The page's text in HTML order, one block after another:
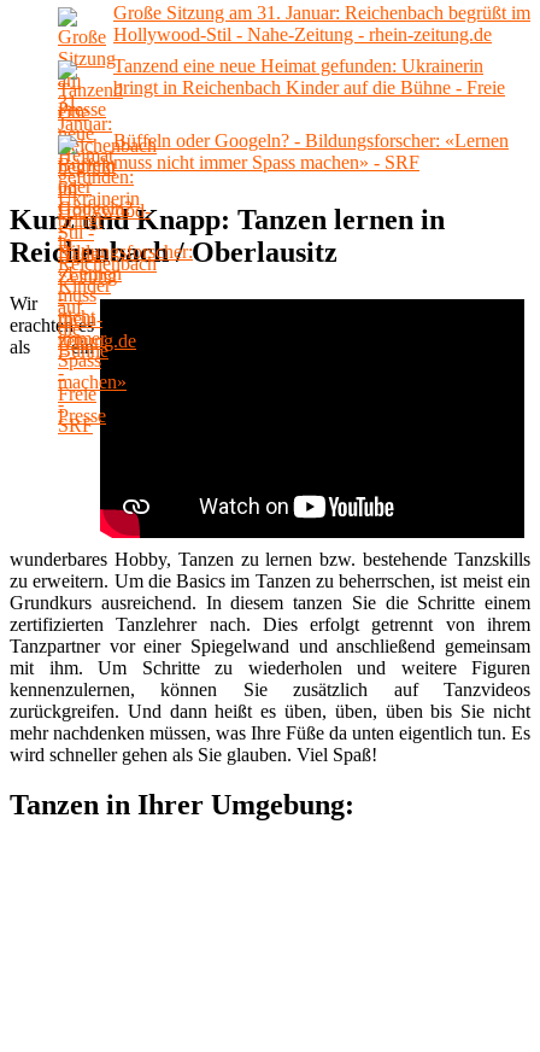
Große Sitzung am 31. Januar: Reichenbach begrüßt im
Hollywood-Stil - Nahe-Zeitung - rhein-zeitung.de
Tanzend eine neue Heimat gefunden: Ukrainerin
bringt in Reichenbach Kinder auf die Bühne - Freie
Presse
Büffeln oder Googeln? - Bildungsforscher: «Lernen
muss nicht immer Spass machen» - SRF
Kurz und Knapp: Tanzen lernen in
Reichenbach / Oberlausitz
Wir
erachten es
als ein
wunderbares Hobby, Tanzen zu lernen bzw. bestehende Tanzskills
zu erweitern. Um die Basics im Tanzen zu beherrschen, ist meist ein
Grundkurs ausreichend. In diesem tanzen Sie die Schritte einem
zertifizierten Tanzlehrer nach. Dies erfolgt getrennt von ihrem
Tanzpartner vor einer Spiegelwand und anschließend gemeinsam
mit ihm. Um Schritte zu wiederholen und weitere Figuren
kennenzulernen, können Sie zusätzlich auf Tanzvideos
zurückgreifen. Und dann heißt es üben, üben, üben bis Sie nicht
mehr nachdenken müssen, was Ihre Füße da unten eigentlich tun. Es
wird schneller gehen als Sie glauben. Viel Spaß!
Tanzen in Ihrer Umgebung: